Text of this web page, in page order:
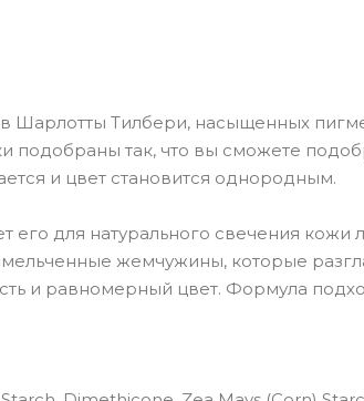
Шарлотты Тилбери, насыщенных
подобраны так, что вы сможете
и цвет становится однородным.
его для натурального свечения кожи
жемчужины, которые
и равномерный цвет. Формула